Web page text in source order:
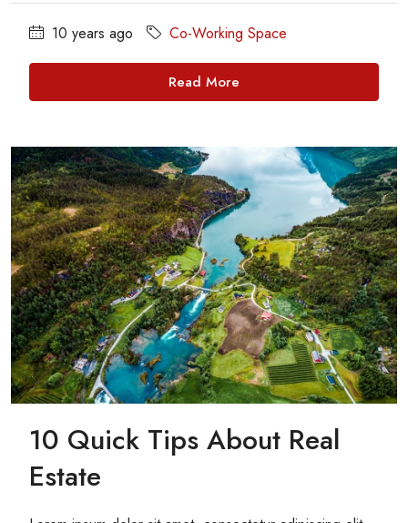
10 years ago Co-Working Space
Read More
10 Quick Tips About Real
Estate